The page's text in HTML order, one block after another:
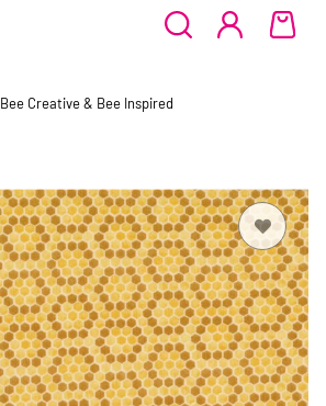
Bee Creative & Bee Inspired